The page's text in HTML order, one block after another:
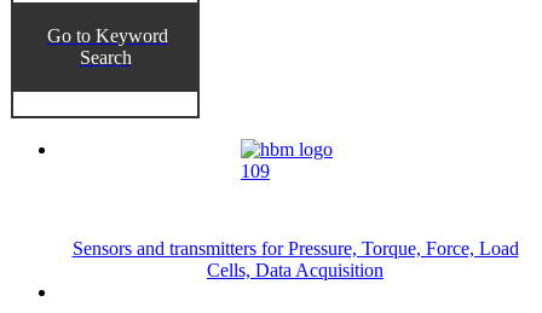
Go to Keyword
Search
Sensors and transmitters for Pressure, Torque, Force, Load
Cells, Data Acquisition